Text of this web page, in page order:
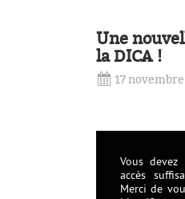
Une
la DICA !
17
Vous
accès
Merci de